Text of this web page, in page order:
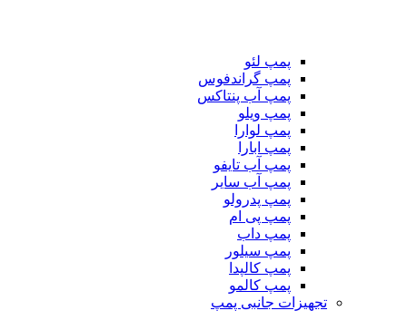
پمپ لئو
پمپ گراندفوس
پمپ آب پنتاکس
پمپ ویلو
پمپ لوارا
پمپ ابارا
پمپ آب تایفو
پمپ آب سایر
پمپ پدرولو
پمپ پی ام
پمپ داب
پمپ سیلور
پمپ کالپدا
پمپ کالمو
تجهیزات جانبی پمپ